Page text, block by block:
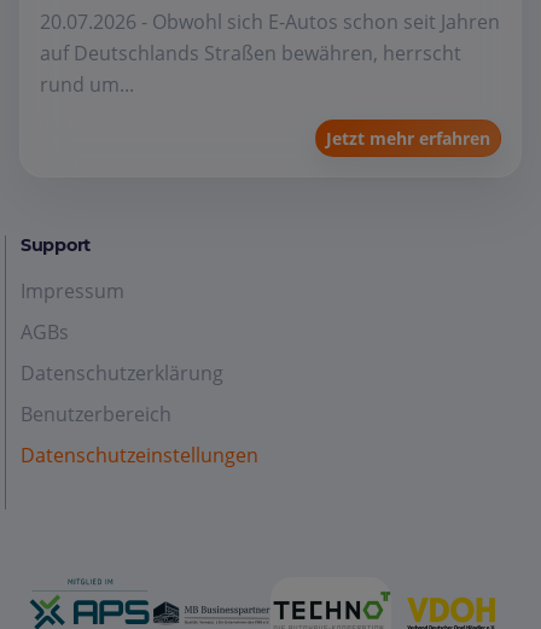
20.07.2026 - Obwohl sich E-Autos schon seit Jahren
auf Deutschlands Straßen bewähren, herrscht
rund um...
Jetzt mehr erfahren
Support
Impressum
AGBs
Datenschutzerklärung
Benutzerbereich
Datenschutzeinstellungen